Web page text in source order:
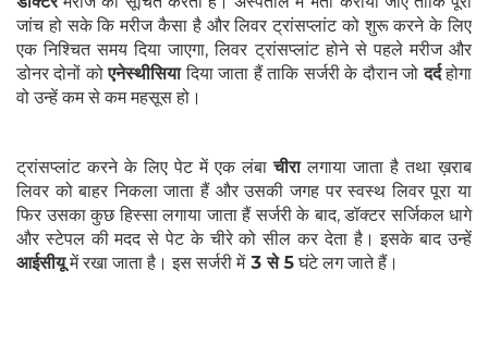
जांच हो सके कि मरीज कैसा है और लिवर ट्रांसप्लांट को शुरू करने के लिए
एक निश्चित समय दिया जाएगा, लिवर ट्रांसप्लांट होने से पहले मरीज और
डोनर दोनों कोएनेस्थीसियादिया जाता हैं ताकि सर्जरी के दौरान जोदर्दहोगा
वो उन्हें कम से कम महसूस हो।
ट्रांसप्लांट करने के लिए पेट में एक लंबाचीरालगाया जाता है तथा ख़राब
लिवर को बाहर निकला जाता हैं और उसकी जगह पर स्वस्थ लिवर पूरा या
फिर उसका कुछ हिस्सा लगाया जाता हैं सर्जरी के बाद, डॉक्टर सर्जिकल धागे
और स्टेपल की मदद से पेट के चीरे को सील कर देता है। इसके बाद उन्हें
आईसीयूमें रखा जाता है। इस सर्जरी में3 से 5घंटे लग जाते हैं।